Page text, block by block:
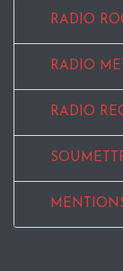
RADIO
RADIO
RADIO